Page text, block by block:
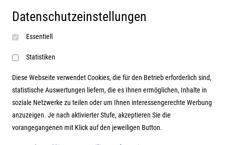
Impressum
AGB
Datenschutzerklärung
Adresse
Hutter Trade GmbH + Co KG
Datenschutzeinstellungen
Essentiell
Statistiken
Diese Webseite verwendet Cookies, die für den Betrieb erforderlich sind,
statistische Auswertungen liefern, die es Ihnen ermöglichen, Inhalte in
soziale Netzwerke zu teilen oder um Ihnen interessengerechte Werbung
anzuzeigen. Je nach aktivierter Stufe, akzeptieren Sie die
vorangegangenen mit Klick auf den jeweiligen Button.